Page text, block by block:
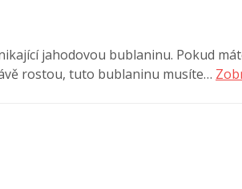
jahodovou bublaninu. Pokud
rostou, tuto bublaninu musíte…